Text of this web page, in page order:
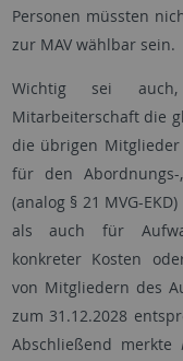
Personen müssten
zur MAV wählbar sein.
Wichtig sei
Mitarbeiterschaft die
die übrigen Mitglieder
für den Abordnungs-
(analog § 21 MVG-
als auch für
konkreter Kosten
von Mitgliedern des
zum 31.12.2028
Abschließend merkte